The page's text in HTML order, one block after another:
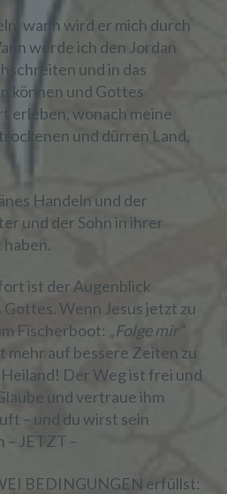
wann wird er mich durch
werde ich den Jordan
und in das
können und Gottes
erleben, wonach meine
und dürren Land,
Handeln und der
und der Sohn in ihrer
ist der Augenblick
Gottes. Wenn Jesus jetzt zu
Fischerboot: „Folge mir“
mehr auf bessere Zeiten zu
Der Weg ist frei und
und vertraue ihm
– und du wirst sein
– JETZT –
BEDINGUNGEN erfüllst: